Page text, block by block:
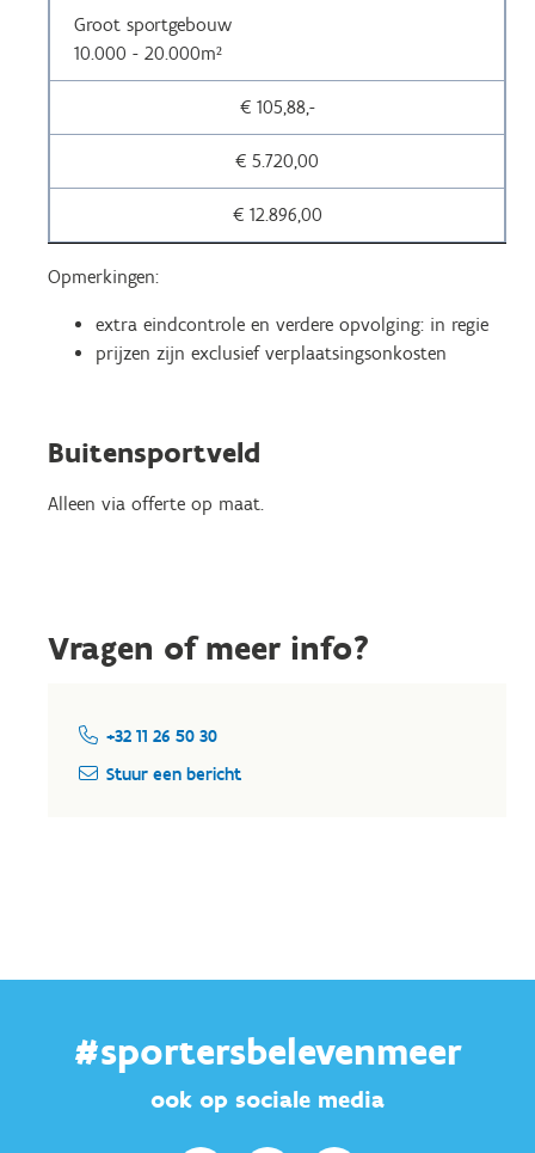
Groot sportgebouw
10.000 - 20.000m²
€ 105,88,-
€ 5.720,00
€ 12.896,00
Opmerkingen:
extra eindcontrole en verdere opvolging: in regie
prijzen zijn exclusief verplaatsingsonkosten
Buitensportveld
Alleen via offerte op maat.
Vragen of meer info?
+32 11 26 50 30
Stuur een bericht
#sportersbelevenmeer
ook op sociale media